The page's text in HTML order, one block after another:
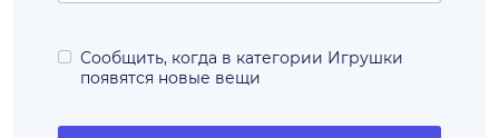
Сообщить, когда в категории Игрушки
появятся новые вещи